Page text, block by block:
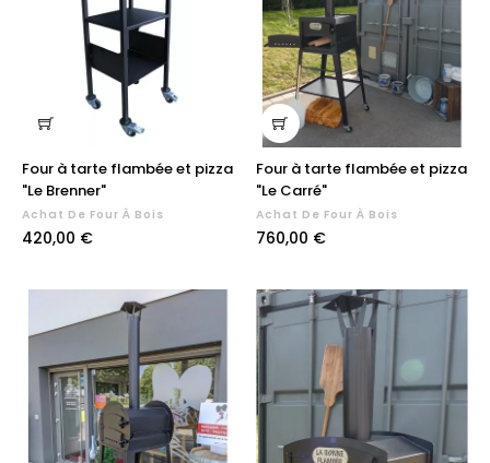
Four à tarte flambée et pizza
"Le Brenner"
Achat De Four À Bois
Prix
420,00 €
Four à tarte flambée et pizza
"Le Carré"
Achat De Four À Bois
Prix
760,00 €